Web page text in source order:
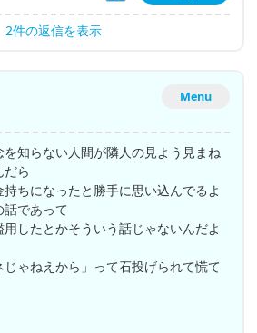
2件の返信を表示
Menu
知らない人間が隣人の見よう見まね
だら
ちになったと勝手に思い込んでるよ
話であって
したとかそういう話じゃないんだよ
ゃねえから」って石投げられて慌て